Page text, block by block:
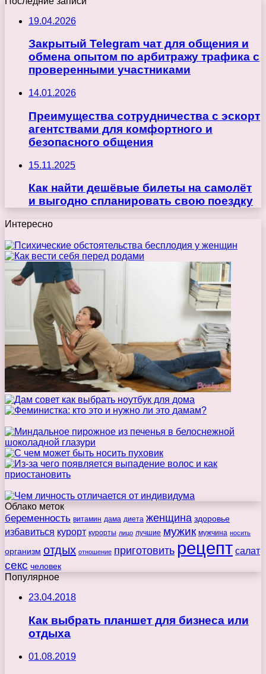
19.04.2026
Закрытый Telegram чат для общения и
обмена опытом по арбитражу трафика с
проверенными участниками
14.01.2026
Преимущества сотрудничества с эскорт
агентствами для комфортного и
безопасного общения
15.11.2025
Как найти дешёвые билеты на самолёт
и выгодно спланировать свою поездку
Интересно
Облако меток
беременность витамин дама диета женщина здоровье
избавиться курорт курорты лицо лучшие мужик мужчина носить
организм отдых отношение приготовить рецепт салат
секс человек
Популярное
23.04.2018
Как выбрать планшет для бизнеса или
отдыха
01.08.2019